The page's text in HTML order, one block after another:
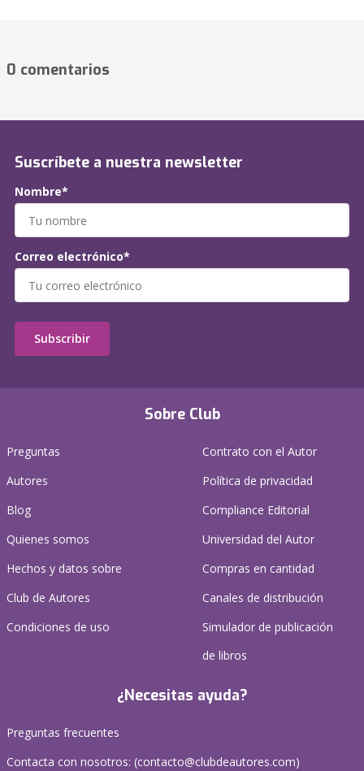
0 comentarios
Sobre Club
Preguntas
Autores
Blog
Quienes somos
Hechos y datos sobre
Club de Autores
Condiciones de uso
Contrato con el Autor
Política de privacidad
Compliance Editorial
Universidad del Autor
Compras en cantidad
Canales de distribución
Simulador de publicación
de libros
¿Necesitas ayuda?
Preguntas frecuentes
Contacta con nosotros: (contacto@clubdeautores.com)
Suscríbete a nuestra newsletter
Nombre*
Correo electrónico*
Subscribir